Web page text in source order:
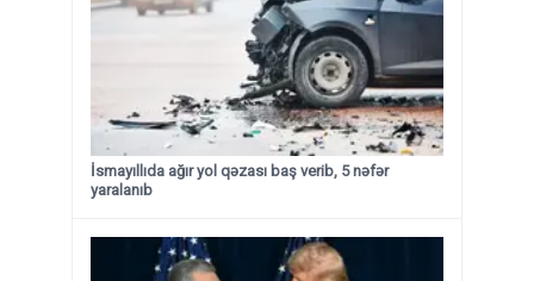
İsmayıllıda ağır yol qəzası baş verib, 5 nəfər
yaralanıb